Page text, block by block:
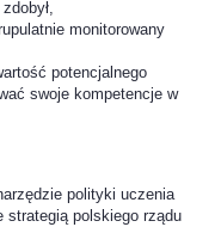
monitorowany
potencjalnego
swoje kompetencje w
polityki uczenia
strategią polskiego rządu